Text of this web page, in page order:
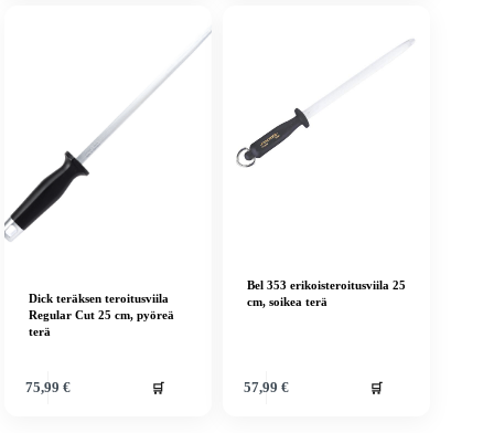
Dick teräksen teroitusviila
Regular Cut 25 cm, pyöreä
terä
75,99 € 🛒
Bel 353 erikoisteroitusviila 25
cm, soikea terä
57,99 € 🛒